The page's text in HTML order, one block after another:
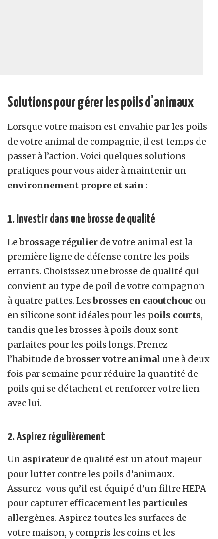
Solutions pour gérer les poils d’animaux
Lorsque votre maison est envahie par les poils
de votre animal de compagnie, il est temps de
passer à l’action. Voici quelques solutions
pratiques pour vous aider à maintenir un
environnement propre et sain :
1. Investir dans une brosse de qualité
Lebrossage régulier de votre animal est la
première ligne de défense contre les poils
errants. Choisissez une brosse de qualité qui
convient au type de poil de votre compagnon
à quatre pattes. Lesbrosses en caoutchouc ou
en silicone sont idéales pour les poils courts,
tandis que les brosses à poils doux sont
parfaites pour les poils longs. Prenez
l’habitude debrosser votre animal une à deux
fois par semaine pour réduire la quantité de
poils qui se détachent et renforcer votre lien
avec lui.
2. Aspirez régulièrement
Un aspirateur de qualité est un atout majeur
pour lutter contre les poils d’animaux.
Assurez-vous qu’il est équipé d’un filtre HEPA
pour capturer efficacement les particules
allergènes. Aspirez toutes les surfaces de
votre maison, y compris les coins et les